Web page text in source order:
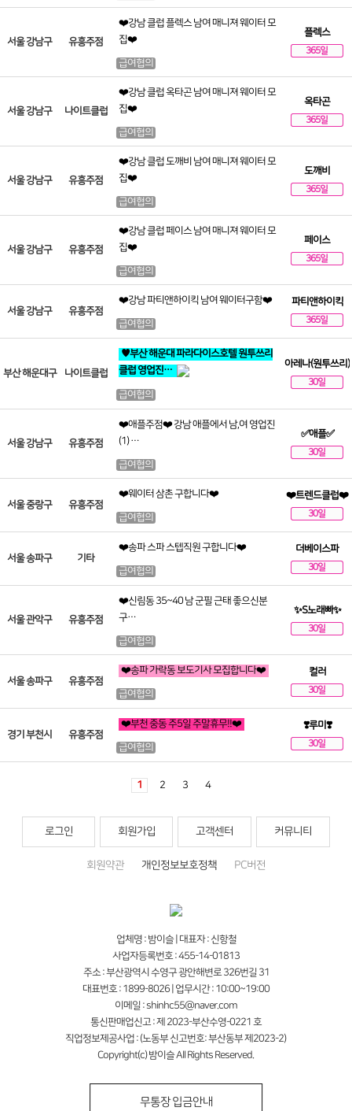
서울 강남구 유흥주점
❤️강남 클럽 플렉스 남여 매니져 웨이터 모
집❤️
급여협의
플렉스
365일
서울 강남구 나이트클럽
❤️강남 클럽 옥타곤 남여 매니져 웨이터 모
집❤️
급여협의
옥타곤
365일
서울 강남구 유흥주점
❤️강남 클럽 도깨비 남여 매니져 웨이터 모
집❤️
급여협의
도깨비
365일
서울 강남구 유흥주점
❤️강남 클럽 페이스 남여 매니져 웨이터 모
집❤️
급여협의
페이스
365일
서울 강남구 유흥주점
❤️강남 파티앤하이킥 남여 웨이터구함❤️
급여협의
파티앤하이킥
365일
부산 해운대구 나이트클럽
♥️부산 해운대 파라다이스호텔 원투쓰리
클럽 영업진…
급여협의
아레나(원투쓰리)
30일
서울 강남구 유흥주점
❤️애플주점❤️ 강남 애플에서 남,여 영업진
(1) …
급여협의
✅애플✅
30일
서울 중랑구 유흥주점
❤️웨이터 삼촌 구합니다❤️
급여협의
❤️트렌드클럽❤️
30일
서울 송파구 기타
❤️송파 스파 스텝직원 구합니다❤️
급여협의
더베이스파
30일
서울 관악구 유흥주점
❤️신림동 35~40 남 군필 근태 좋으신분
구…
급여협의
✨S노래빠✨
30일
서울 송파구 유흥주점
❤️송파 가락동 보도기사 모집합니다❤️
급여협의
컬러
30일
경기 부천시 유흥주점
❤️부천 중동 주5일 주말휴무!!❤️
급여협의
❣️루미❣️
30일
1 2 3 4
로그인 회원가입 고객센터 커뮤니티
회원약관 개인정보보호정책 PC버전
업체명 : 밤이슬 | 대표자 : 신항철
사업자등록번호 : 455-14-01813
주소 : 부산광역시 수영구 광안해변로 326번길 31
대표번호 : 1899-8026 | 업무시간 : 10:00~19:00
이메일 : shinhc55@naver.com
통신판매업신고 : 제 2023-부산수영-0221 호
직업정보제공사업 : (노동부 신고번호: 부산동부 제2023-2)
Copyright(c) 밤이슬 All Rights Reserved.
무통장 입금안내